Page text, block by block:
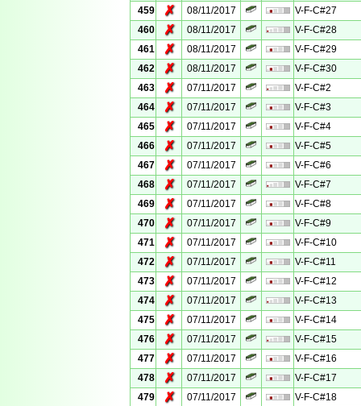
459
✗ 08/11/2017
V-F-C#27
460
✗ 08/11/2017
V-F-C#28
461
✗ 08/11/2017
V-F-C#29
462
✗ 08/11/2017
V-F-C#30
463
✗ 07/11/2017
V-F-C#2
464
✗ 07/11/2017
V-F-C#3
465
✗ 07/11/2017
V-F-C#4
466
✗ 07/11/2017
V-F-C#5
467
✗ 07/11/2017
V-F-C#6
468
✗ 07/11/2017
V-F-C#7
469
✗ 07/11/2017
V-F-C#8
470
✗ 07/11/2017
V-F-C#9
471
✗ 07/11/2017
V-F-C#10
472
✗ 07/11/2017
V-F-C#11
473
✗ 07/11/2017
V-F-C#12
474
✗ 07/11/2017
V-F-C#13
475
✗ 07/11/2017
V-F-C#14
476
✗ 07/11/2017
V-F-C#15
477
✗ 07/11/2017
V-F-C#16
478
✗ 07/11/2017
V-F-C#17
479
✗ 07/11/2017
V-F-C#18